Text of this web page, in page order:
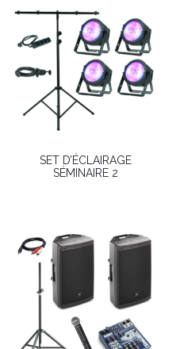
SET D’ÉCLAIRAGE
SÉMINAIRE 2